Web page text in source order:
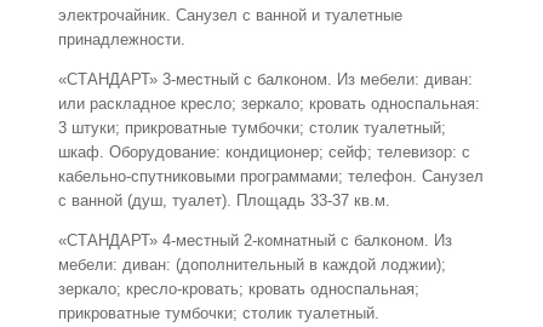
электрочайник. Санузел с ванной и туалетные
принадлежности.
«СТАНДАРТ» 3-местный с балконом. Из мебели: диван:
или раскладное кресло; зеркало; кровать односпальная:
3 штуки; прикроватные тумбочки; столик туалетный;
шкаф. Оборудование: кондиционер; сейф; телевизор: с
кабельно-спутниковыми программами; телефон. Санузел
с ванной (душ, туалет). Площадь 33-37 кв.м.
«СТАНДАРТ» 4-местный 2-комнатный с балконом. Из
мебели: диван: (дополнительный в каждой лоджии);
зеркало; кресло-кровать; кровать односпальная;
прикроватные тумбочки; столик туалетный.